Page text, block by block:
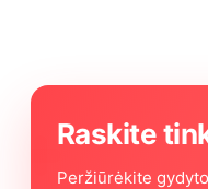
Raskite
Peržiūrėkite